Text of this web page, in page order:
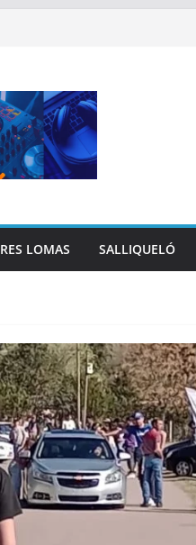
LOMAS SALLIQUELÓ